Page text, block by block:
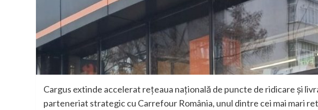
Cargus extinde accelerat rețeaua națională de puncte de ridicare și
parteneriat strategic cu Carrefour România, unul dintre cei mai mari